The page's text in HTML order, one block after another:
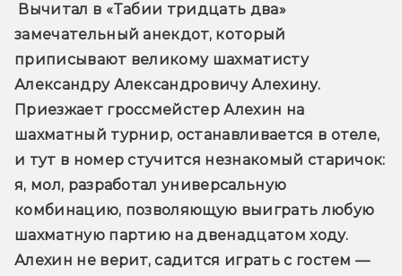
Вычитал в «Табии тридцать два»
замечательный анекдот, который
приписывают великому шахматисту
Александру Александровичу Алехину.
Приезжает гроссмейстер Алехин на
шахматный турнир, останавливается в отеле,
и тут в номер стучится незнакомый старичок:
я, мол, разработал универсальную
комбинацию, позволяющую выиграть любую
шахматную партию на двенадцатом ходу.
Алехин не верит, садится играть с гостем —